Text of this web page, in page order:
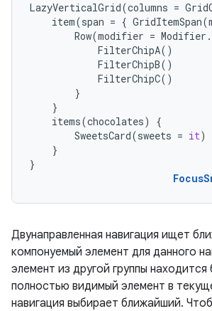
LazyVerticalGrid(columns =
item(span = { GridItemSpan(
Row(modifier = Modifier .
FilterChipA()
FilterChipB()
FilterChipC()
}
}
items(chocolates)
{
SweetsCard(sweets = it)
}
}
Двунаправленная навигация ищет
компонуемый элемент для данного
элемент из другой группы находится
полностью видимый элемент в
навигация выбирает ближайший.